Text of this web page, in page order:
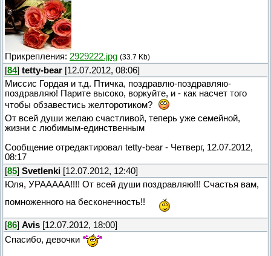
Прикрепления: 2929222.jpg (33.7 Kb)
[84] tetty-bear [12.07.2012, 08:06]
Миссис Гордая и т.д. Птичка, поздравлю-поздравляю-
поздравляю! Парите высоко, воркуйте, и - как насчет того
чтобы обзавестись желторотиком?
От всей души желаю счастливой, теперь уже семейной,
жизни с любимым-единственным
Сообщение отредактировал tetty-bear - Четверг, 12.07.2012,
08:17
[85] Svetlenki [12.07.2012, 12:40]
Юля, УРААААА!!!! От всей души поздравляю!!! Счастья вам,
помноженного на бесконечность!!
[86] Avis [12.07.2012, 18:00]
Спасибо, девочки